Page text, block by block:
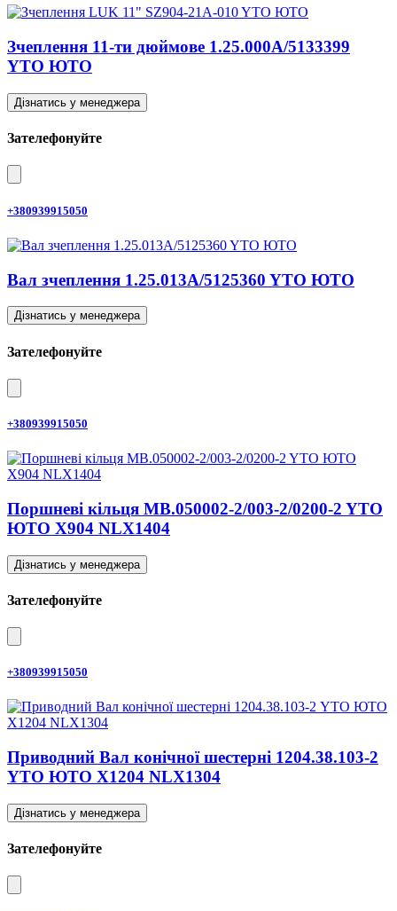
Зчеплення 11-ти дюймове 1.25.000A/5133399
YTO ЮТО
Дізнатись у менеджера
Зателефонуйте
+380939915050
Вал зчеплення 1.25.013A/5125360 YTO ЮТО
Дізнатись у менеджера
Зателефонуйте
+380939915050
Поршневі кільця MB.050002-2/003-2/0200-2 YTO
ЮТО X904 NLX1404
Дізнатись у менеджера
Зателефонуйте
+380939915050
Приводний Вал конічної шестерні 1204.38.103-2
YTO ЮТО X1204 NLX1304
Дізнатись у менеджера
Зателефонуйте